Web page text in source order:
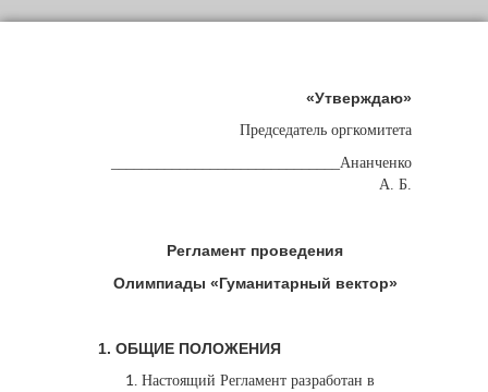
«Утверждаю»
Председатель оргкомитета
______________________________Ананченко
А. Б.
Регламент проведения
Олимпиады «Гуманитарный вектор»
1. ОБЩИЕ ПОЛОЖЕНИЯ
Настоящий Регламент разработан в